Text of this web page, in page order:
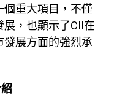
個重大項目，不僅
，也顯示了CII在
發展方面的強烈承